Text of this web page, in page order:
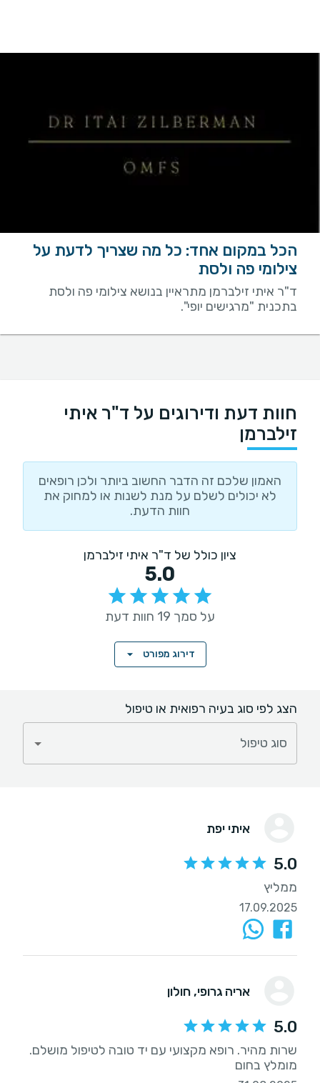
הכל במקום אחד: כל מה שצריך לדעת על
צילומי פה ולסת
ד"ר איתי זילברמן מתראיין בנושא צילומי פה ולסת
בתכנית "מרגישים יופי".
חוות דעת ודירוגים על ד"ר איתי
זילברמן
האמון שלכם זה הדבר החשוב ביותר ולכן רופאים
לא יכולים לשלם על מנת לשנות או למחוק את
חוות הדעת.
ציון כולל של ד"ר איתי זילברמן
5.0
על סמך 19 חוות דעת
דירוג מפורט
הצג לפי סוג בעיה רפואית או טיפול
סוג טיפול
איתי יפת
5.0
ממליץ
17.09.2025
אריה גרופי, חולון
5.0
שרות מהיר. רופא מקצועי עם יד טובה לטיפול מושלם.
מומלץ בחום